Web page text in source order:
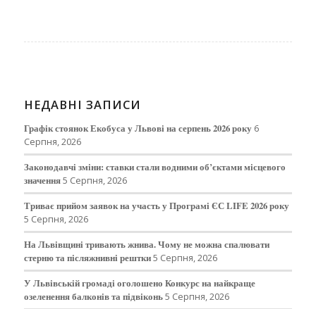
НЕДАВНІ ЗАПИСИ
Графік стоянок Екобуса у Львові на серпень 2026 року 6
Серпня, 2026
Законодавчі зміни: ставки стали водними об’єктами місцевого
значення5 Серпня, 2026
Триває прийом заявок на участь у Програмі ЄС LIFE 2026 року
5 Серпня, 2026
На Львівщині тривають жнива. Чому не можна спалювати
стерню та післяжнивні рештки5 Серпня, 2026
У Львівській громаді оголошено Конкурс на найкраще
озеленення балконів та підвіконь5 Серпня, 2026